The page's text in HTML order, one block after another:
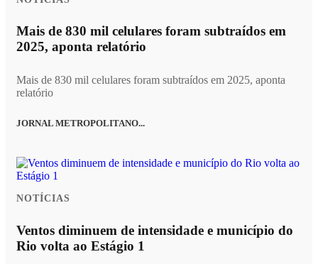
Mais de 830 mil celulares foram subtraídos em
2025, aponta relatório
Mais de 830 mil celulares foram subtraídos em 2025, aponta
relatório
JORNAL METROPOLITANO...
NOTÍCIAS
Ventos diminuem de intensidade e município do
Rio volta ao Estágio 1